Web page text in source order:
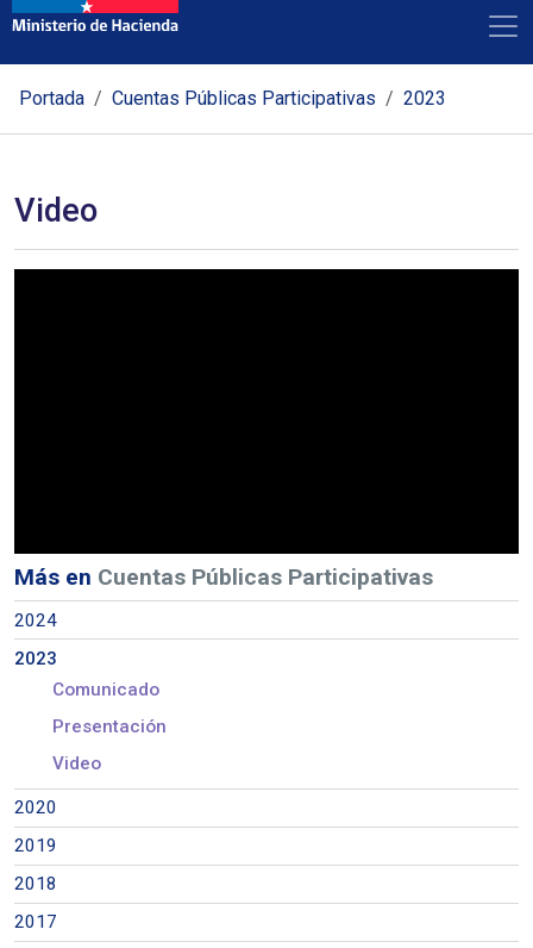
Portada Cuentas Públicas Participativas 2023
Video
Más en Cuentas Públicas Participativas
2024
2023
Comunicado
Presentación
Video
2020
2019
2018
2017